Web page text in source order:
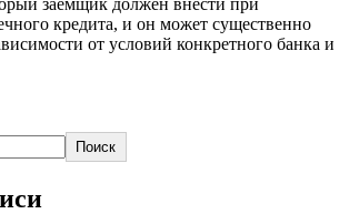
заемщик должен внести при
кредита, и он может существенно
от условий конкретного банка и
Поиск